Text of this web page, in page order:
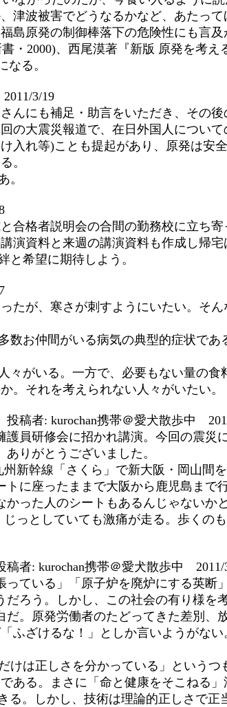
津波被害でどうなるかなど、あたって
島原発の制御棒落下の危険性にも言及
2000)、西尾漠著『新版 原発を考え
る。
3/19
んにも補足・助言をいただき、その後
の大震災報道で、在日外国人について
入れ等)ことも提起があり、原発は安
。
。
格者説明会の合間の勤務校に立ち
資料と来週の講演資料も作成し帰宅
希望に期待しよう。
が、寒さが刺すようにいたい。そ
お仲間がいる病気の典型的症状で
がいる。一方で、必要もない量の
。それを考えられない人々がいたい。
投稿者: kurochan携帯＠愛犬散歩中
員研修会に招かれ講演。今回の震災
りがとうございました。
新幹線「さくら」で新大阪・岡山間
に座ったままで大阪から鹿児島まで
った人のシートもあるんじゃないか
っとしていても激痛が走る。歩くの
稿者: kurochan携帯＠愛犬散歩中 2011/
ている」「原子炉を廃炉にする英断
ろう。しかし、この社会の有り様
だ。原発労働者のたどってきた差別
ふざけるな！」としか言いようがな
は正しさを分かっている」という
ある。まさに「命と健康をそこねる
る。しかし、技術は理論的正しさで